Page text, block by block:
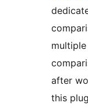
after
this